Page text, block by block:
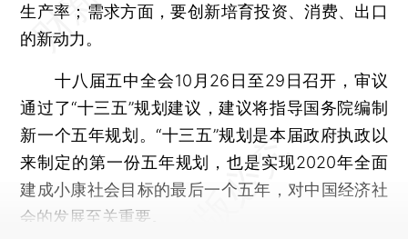
生产率；需求方面，要创新培育投资、消费、出口
的新动力。
十八届五中全会10月26日至29日召开，审议
通过了“十三五”规划建议，建议将指导国务院编制
新一个五年规划。“十三五”规划是本届政府执政以
来制定的第一份五年规划，也是实现2020年全面
建成小康社会目标的最后一个五年，对中国经济社
会的发展至关重要。